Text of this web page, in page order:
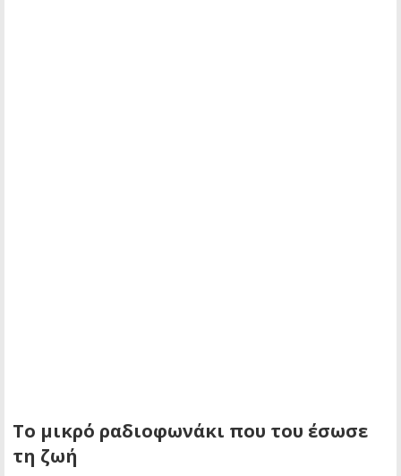
Το μικρό ραδιοφωνάκι που του έσωσε
τη ζωή